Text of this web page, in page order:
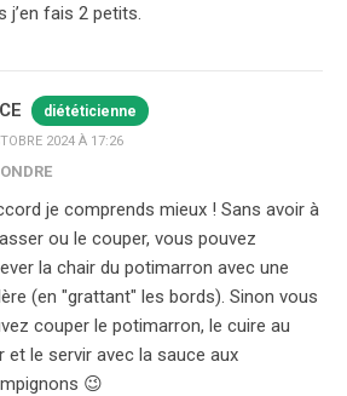
j’en fais 2 petits.
diététicienne
2024 À 17:26
je comprends mieux ! Sans avoir à
ou le couper, vous pouvez
la chair du potimarron avec une
(en "grattant" les bords). Sinon vous
couper le potimarron, le cuire au
et le servir avec la sauce aux
😉